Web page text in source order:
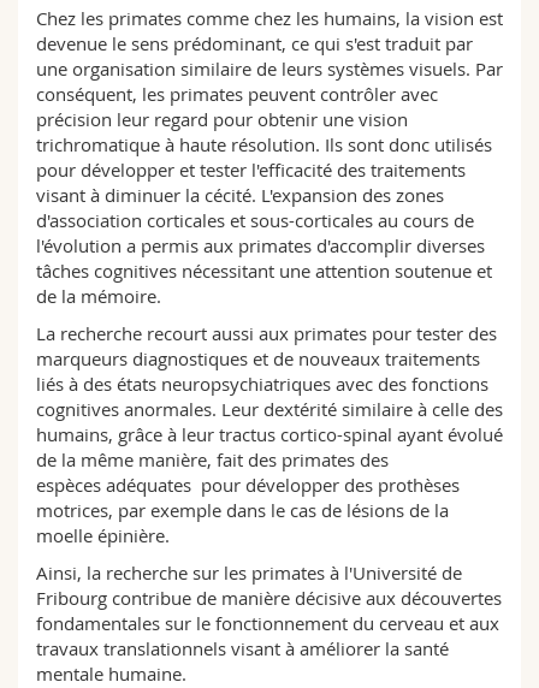
Chez les primates comme chez les humains, la vision est
devenue le sens prédominant, ce qui s'est traduit par
une organisation similaire de leurs systèmes visuels. Par
conséquent, les primates peuvent contrôler avec
précision leur regard pour obtenir une vision
trichromatique à haute résolution. Ils sont donc utilisés
pour développer et tester l'efficacité des traitements
visant à diminuer la cécité. L'expansion des zones
d'association corticales et sous-corticales au cours de
l'évolution a permis aux primates d'accomplir diverses
tâches cognitives nécessitant une attention soutenue et
de la mémoire.
La recherche recourt aussi aux primates pour tester des
marqueurs diagnostiques et de nouveaux traitements
liés à des états neuropsychiatriques avec des fonctions
cognitives anormales. Leur dextérité similaire à celle des
humains, grâce à leur tractus cortico-spinal ayant évolué
de la même manière, fait des primates des
espèces adéquates pour développer des prothèses
motrices, par exemple dans le cas de lésions de la
moelle épinière.
Ainsi, la recherche sur les primates à l'Université de
Fribourg contribue de manière décisive aux découvertes
fondamentales sur le fonctionnement du cerveau et aux
travaux translationnels visant à améliorer la santé
mentale humaine.